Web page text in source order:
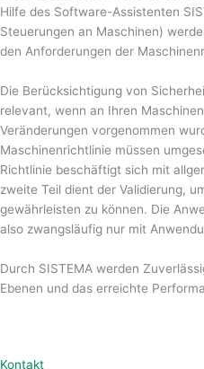
Hilfe des Software-Assistenten
Steuerungen an Maschinen)
den Anforderungen der
Die Berücksichtigung von
relevant, wenn an Ihren
Veränderungen vorgenommen
Maschinenrichtlinie müssen
Richtlinie beschäftigt sich mit
zweite Teil dient der Validierung,
gewährleisten zu können. Die
also zwangsläufig nur mit
Durch SISTEMA werden
Ebenen und das erreichte
Kontakt